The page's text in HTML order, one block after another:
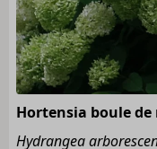
Hortensia boule
Hydrangea